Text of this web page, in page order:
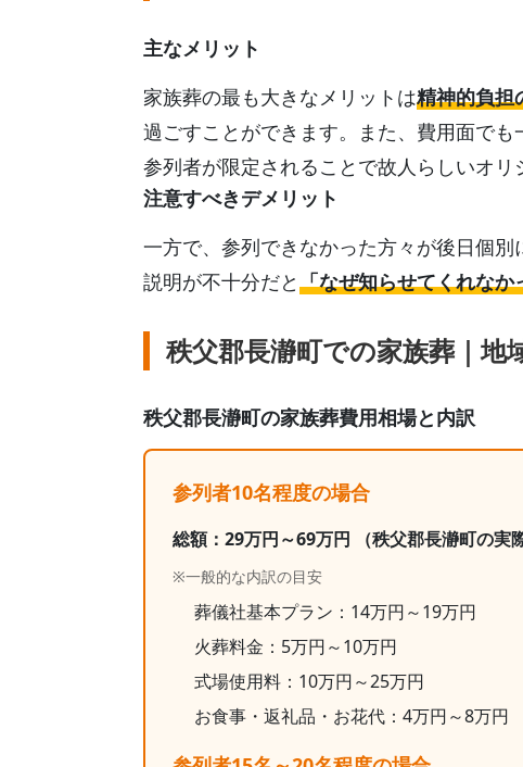
主なメリット
家族葬の最も大きなメリットは精神的負担
過ごすことができます。また、費用面でも
参列者が限定されることで故人らしいオリ
注意すべきデメリット
一方で、参列できなかった方々が後日個
説明が不十分だと「なぜ知らせてくれな
秩父郡長瀞町での家族葬｜地
秩父郡長瀞町の家族葬費用相場と内訳
参列者10名程度の場合
総額： 29万円～69万円 （秩父郡長瀞町の実
※一般的な内訳の目安
葬儀社基本プラン： 14万円～19万円
火葬料金： 5万円～10万円
式場使用料：10万円～25万円
お食事・返礼品・お花代： 4万円～8万円